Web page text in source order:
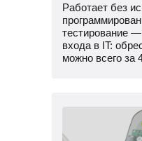
Работает без
тестирование
входа в IT:
можно всего за